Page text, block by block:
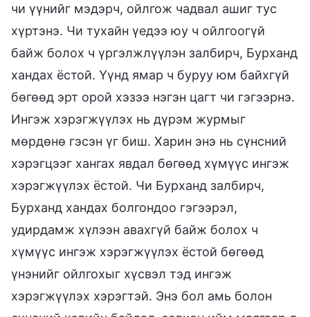
чи үүнийг мэдэрч, ойлгож чадвал ашиг тус
хүртэнэ. Чи тухайн үедээ юу ч ойлгоогүй
байж болох ч үргэлжлүүлэн залбирч, Бурханд
хандах ёстой. Үүнд ямар ч буруу юм байхгүй
бөгөөд эрт орой хэзээ нэгэн цагт чи гэгээрнэ.
Ингэж хэрэгжүүлэх нь дүрэм журмыг
мөрдөнө гэсэн үг биш. Харин энэ нь сүнсний
хэрэгцээг хангах явдал бөгөөд хүмүүс ингэж
хэрэгжүүлэх ёстой. Чи Бурханд залбирч,
Бурханд хандах болгондоо гэгээрэл,
удирдамж хүлээн авахгүй байж болох ч
хүмүүс ингэж хэрэгжүүлэх ёстой бөгөөд
үнэнийг ойлгохыг хүсвэл тэд ингэж
хэрэгжүүлэх хэрэгтэй. Энэ бол амь болон